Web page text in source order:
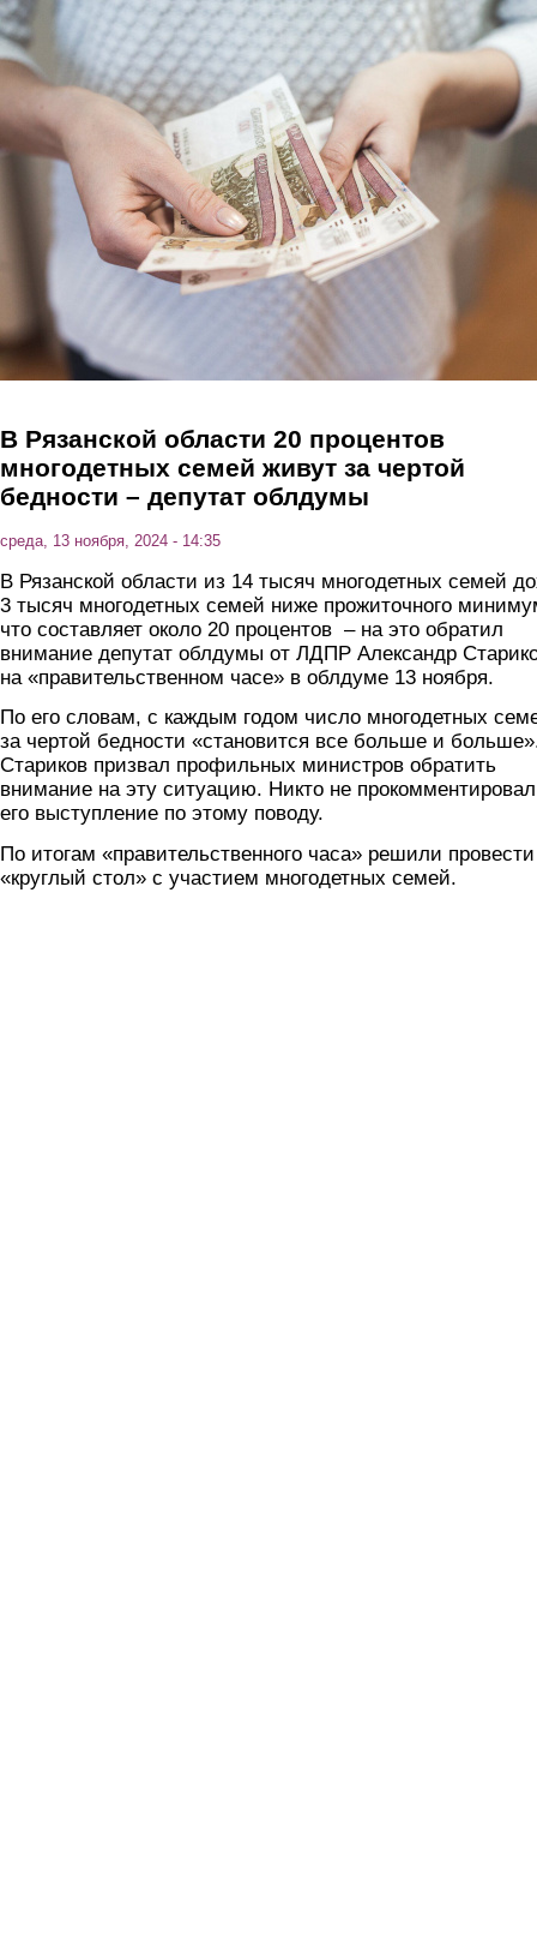
Перейти к основному содержанию
В Рязанской области 20 процентов
многодетных семей живут за чертой
бедности – депутат облдумы
среда, 13 ноября, 2024 - 14:35
В Рязанской области из 14 тысяч многодетных семей
3 тысяч многодетных семей ниже прожиточного
что составляет около 20 процентов – на это обратил
внимание депутат облдумы от ЛДПР Александр
на «правительственном часе» в облдуме 13 ноября.
По его словам, с каждым годом число многодетных
за чертой бедности «становится все больше и
Стариков призвал профильных министров обратить
внимание на эту ситуацию. Никто не прокомментировал
его выступление по этому поводу.
По итогам «правительственного часа» решили провести
«круглый стол» с участием многодетных семей.